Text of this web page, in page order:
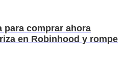
para comprar ahora
en Robinhood y rompe